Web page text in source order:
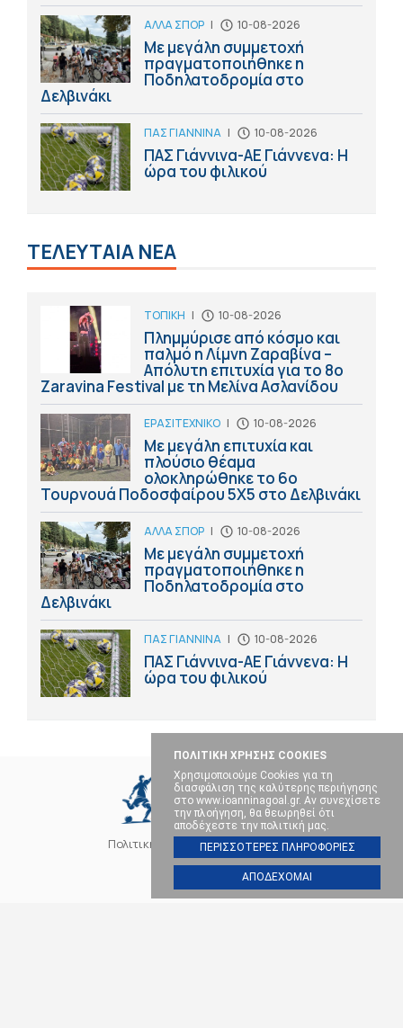
ΠΟΛΙΤΙΚΗ ΧΡΗΣΗΣ COOKIES
Χρησιμοποιούμε Cookies για τη
διασφάλιση της καλύτερης περιήγησης
στο www.ioanninagoal.gr. Αν συνεχίσετε
την πλοήγηση, θα θεωρηθεί ότι
αποδέχεστε την πολιτική μας.
ΠΕΡΙΣΣΟΤΕΡΕΣ ΠΛΗΡΟΦΟΡΙΕΣ
ΑΠΟΔΕΧΟΜΑΙ
ΑΛΛΑ ΣΠΟΡ | 10-08-2026
Με μεγάλη συμμετοχή
πραγματοποιήθηκε η
Ποδηλατοδρομία στο
Δελβινάκι
ΠΑΣ ΓΙΑΝΝΙΝΑ | 10-08-2026
ΠΑΣ Γιάννινα-ΑΕ Γιάννενα: Η
ώρα του φιλικού
ΤΕΛΕΥΤΑΙΑ ΝΕΑ
ΤΟΠΙΚΗ | 10-08-2026
Πλημμύρισε από κόσμο και
παλμό η Λίμνη Ζαραβίνα –
Απόλυτη επιτυχία για το 8ο
Zaravina Festival με τη Μελίνα Ασλανίδου
ΕΡΑΣΙΤΕΧΝΙΚΟ | 10-08-2026
Με μεγάλη επιτυχία και
πλούσιο θέαμα
ολοκληρώθηκε το 6ο
Τουρνουά Ποδοσφαίρου 5Χ5 στο Δελβινάκι
ΑΛΛΑ ΣΠΟΡ | 10-08-2026
Με μεγάλη συμμετοχή
πραγματοποιήθηκε η
Ποδηλατοδρομία στο
Δελβινάκι
ΠΑΣ ΓΙΑΝΝΙΝΑ | 10-08-2026
ΠΑΣ Γιάννινα-ΑΕ Γιάννενα: Η
ώρα του φιλικού
Πολιτική Cookies Επικοινωνία
SOCIAL MEDIA